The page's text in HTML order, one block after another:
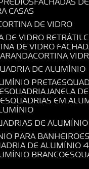
CASAS
CORTINA DE VIDRO
DE VIDRO RETRÁTIL
DE VIDRO
CORTINA
DE ALUMÍNIO
PRETA
JANELA
ESQUADRIAS EM
DE ALUMÍNIO
PARA BANHEIRO
DE ALUMÍNIO
BRANCO